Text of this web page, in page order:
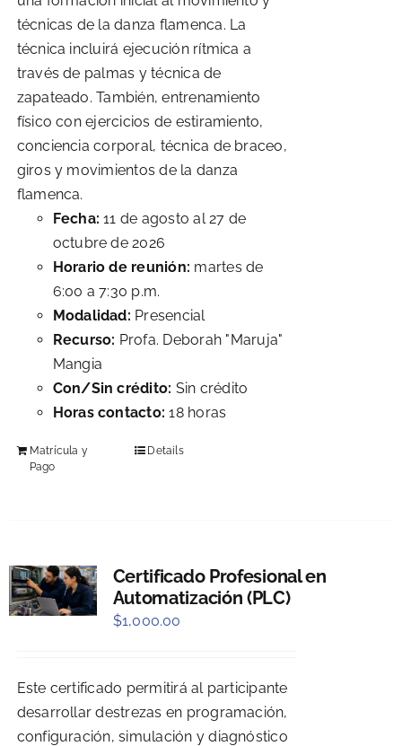
técnicas de la danza flamenca. La
técnica incluirá ejecución rítmica a
través de palmas y técnica de
zapateado. También, entrenamiento
físico con ejercicios de estiramiento,
conciencia corporal, técnica de braceo,
giros y movimientos de la danza
flamenca.
Fecha:11 de agosto al 27 de
octubre de 2026
Horario de reunión: martes de
6:00 a 7:30 p.m.
Modalidad: Presencial
Recurso: Profa. Deborah "Maruja"
Mangia
Con/Sin crédito: Sin crédito
Horas contacto: 18 horas
Matrícula y
Pago
Details
Certificado Profesional en
Automatización (PLC)
$1,000.00
Este certificado permitirá al participante
desarrollar destrezas en programación,
configuración, simulación y diagnóstico